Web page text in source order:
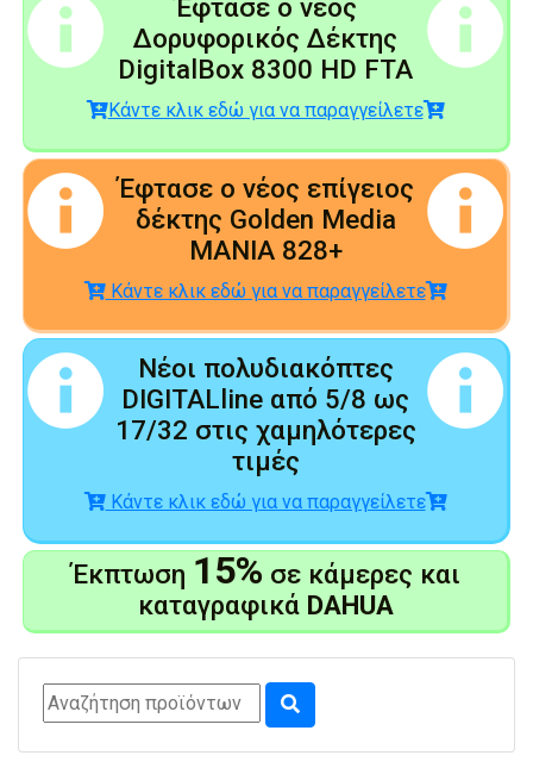
Έφτασε ο νέος
Δορυφορικός Δέκτης
DigitalBox 8300 HD FTA
Κάντε κλικ εδώ για να παραγγείλετε
Έφτασε ο νέος επίγειος
δέκτης Golden Media
MANIA 828+
Κάντε κλικ εδώ για να παραγγείλετε
Νέοι πολυδιακόπτες
DIGITALline από 5/8 ως
17/32 στις χαμηλότερες
τιμές
Κάντε κλικ εδώ για να παραγγείλετε
Έκπτωση 15% σε κάμερες και
καταγραφικά DAHUA